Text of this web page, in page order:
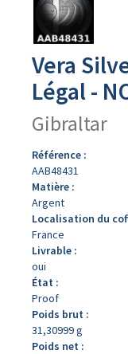
produit
Vera
Légal -
Gibraltar
Référence :
AAB48431
Matière :
Argent
Localisation du
France
Livrable :
oui
État :
Proof
Poids brut :
31,30999 g
Poids net :